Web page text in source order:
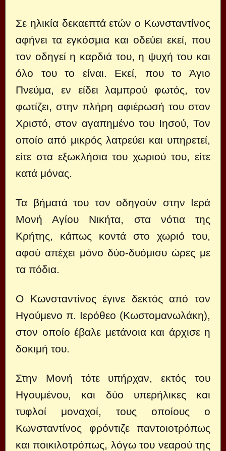
Σε ηλικία δεκαεπτά ετών ο Κωνσταντίνος
αφήνει τα εγκόσμια και οδεύει εκεί, που
τον οδηγεί η καρδιά του, η ψυχή του και
όλο του το είναι. Εκεί, που το Άγιο
Πνεύμα, εν είδει λαμπρού φωτός, τον
φωτίζει, στην πλήρη αφιέρωσή του στον
Χριστό, στον αγαπημένο του Ιησού, Τον
οποίο από μικρός λατρεύει και υπηρετεί,
είτε στα εξωκλήσια του χωριού του, είτε
κατά μόνας.
Τα βήματά του τον οδηγούν στην Ιερά
Μονή Αγίου Νικήτα, στα νότια της
Κρήτης, κάπως κοντά στο χωριό του,
αφού απέχει μόνο δύο-δυόμισυ ώρες με
τα πόδια.
Ο Κωνσταντίνος έγινε δεκτός από τον
Ηγούμενο π. Ιερόθεο (Κωστομανωλάκη),
στον οποίο έβαλε μετάνοια και άρχισε η
δοκιμή του.
Στην Μονή τότε υπήρχαν, εκτός του
Ηγουμένου, και δύο υπερήλικες και
τυφλοί μοναχοί, τους οποίους ο
Κωνσταντίνος φρόντιζε παντοιοτρόπως
και ποικιλοτρόπως, λόγω του νεαρού της